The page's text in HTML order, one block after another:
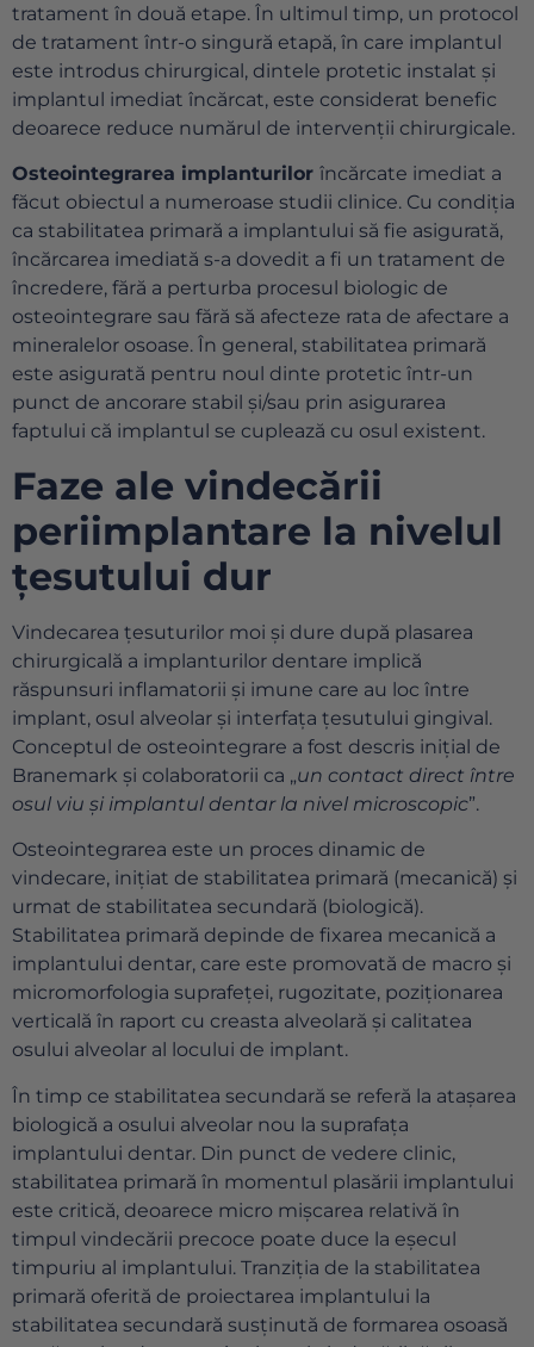
tratament în două etape. În ultimul timp, un protocol
de tratament într-o singură etapă, în care implantul
este introdus chirurgical, dintele protetic instalat și
implantul imediat încărcat, este considerat benefic
deoarece reduce numărul de intervenții chirurgicale.
Osteointegrarea implanturilor încărcate imediat a
făcut obiectul a numeroase studii clinice. Cu condiția
ca stabilitatea primară a implantului să fie asigurată,
încărcarea imediată s-a dovedit a fi un tratament de
încredere, fără a perturba procesul biologic de
osteointegrare sau fără să afecteze rata de afectare a
mineralelor osoase. În general, stabilitatea primară
este asigurată pentru noul dinte protetic într-un
punct de ancorare stabil și/sau prin asigurarea
faptului că implantul se cuplează cu osul existent.
Faze ale vindecării
periimplantare la nivelul
țesutului dur
Vindecarea țesuturilor moi și dure după plasarea
chirurgicală a implanturilor dentare implică
răspunsuri inflamatorii și imune care au loc între
implant, osul alveolar și interfața țesutului gingival.
Conceptul de osteointegrare a fost descris inițial de
Branemark și colaboratorii ca „un contact direct între
osul viu și implantul dentar la nivel microscopic”.
Osteointegrarea este un proces dinamic de
vindecare, inițiat de stabilitatea primară (mecanică) și
urmat de stabilitatea secundară (biologică).
Stabilitatea primară depinde de fixarea mecanică a
implantului dentar, care este promovată de macro și
micromorfologia suprafeței, rugozitate, poziționarea
verticală în raport cu creasta alveolară și calitatea
osului alveolar al locului de implant.
În timp ce stabilitatea secundară se referă la atașarea
biologică a osului alveolar nou la suprafața
implantului dentar. Din punct de vedere clinic,
stabilitatea primară în momentul plasării implantului
este critică, deoarece micro mișcarea relativă în
timpul vindecării precoce poate duce la eșecul
timpuriu al implantului. Tranziția de la stabilitatea
primară oferită de proiectarea implantului la
stabilitatea secundară susținută de formarea osoasă